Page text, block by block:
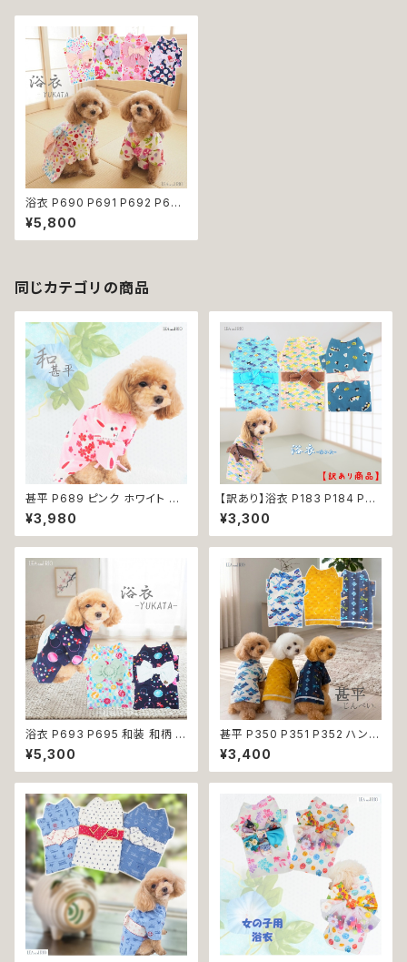
浴衣 P690 P691 P692 P694
和柄 和装 裏地付き 夏 祭り 花
火大会 ドッグ ウェア ドッグウエ
ア 犬 猫 ペット 服 犬の服 猫の
¥5,800
同じカテゴリの商品
甚平 P689 ピンク ホワイト フ
ラワー 花 桜 うさぎ ラビット 祭
り 夏祭り 和装 和柄 古風 伝統
日本 夏 ドッグウエア ドックウェ
ット 服 犬服 犬の服 犬洋服 犬
の洋服 洋服 おしゃれ かわいい
可愛い 返品交換不可
¥3,980
【訳あり】浴衣 P183 P184 P22
4ドッグウェア 男の子 ブルー イ
エロー ドッグ ウェア ドッグウエ
ア 犬 猫 ペット 服 犬服 和装 和
ウェーブ 青海波 小型犬 子犬 仔
¥3,300
浴衣 P693 P695 和装 和柄 夏
祭り 花火大会 裏地付き ドッグ
ウェア ドッグウエア 犬 猫 ペット
服 犬服 犬猫 犬の服 猫の服 小
¥5,300
甚平 P350 P351 P352 ハンド
メイド ホワイト ネイビー カラシ
イエロー とんぼ ドッグ ウェア
ドッグウエア 犬 猫 ペット 服 犬
柄 小型犬 子犬 仔犬 夏 送料無
料 返品交換不可
¥3,400